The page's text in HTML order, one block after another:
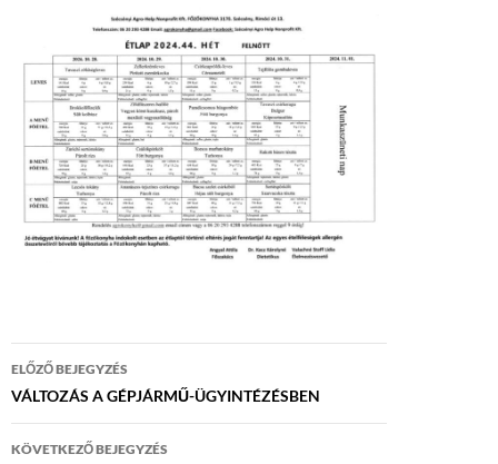
Bejegyzés
navigáció
ELŐZŐ BEJEGYZÉS
VÁLTOZÁS A GÉPJÁRMŰ-ÜGYINTÉZÉSBEN
KÖVETKEZŐ BEJEGYZÉS